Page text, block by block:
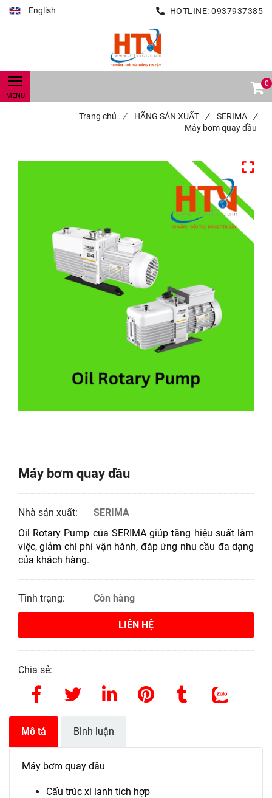
English HOTLINE: 0937937385
0
Trang chủ / HÃNG SẢN XUẤT / SERIMA
/
Máy bơm quay dầu
Máy bơm quay dầu
Nhà sản xuất:
SERIMA
Oil Rotary Pump của SERIMA giúp tăng hiệu suất làm
việc, giảm chi phí vận hành, đáp ứng nhu cầu đa dạng
của khách hàng.
Tình trạng: Còn hàng
LIÊN HỆ
Chia sẻ:
Mô tả Bình luận
Máy bơm quay dầu
Cấu trúc xi lanh tích hợp